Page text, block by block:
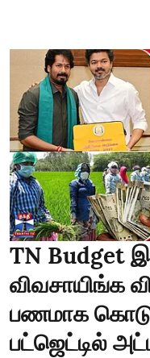
TN Budget
விவசாயிங்க
பணமாக
பட்ஜெட்டில்